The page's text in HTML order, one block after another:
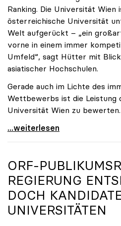
Ranking. Die Universität Wien
österreichische Universität
Welt aufgerückt – „ein
vorne in einem immer
Umfeld“, sagt Hütter mit
asiatischer Hochschulen.
Gerade auch im Lichte des
Wettbewerbs ist die Leistung
Universität Wien zu bewerten.
„Top-Rankingplätze
...weiterlesen
ORF-
REGIERUNG
DOCH
UNIVERSITÄTEN